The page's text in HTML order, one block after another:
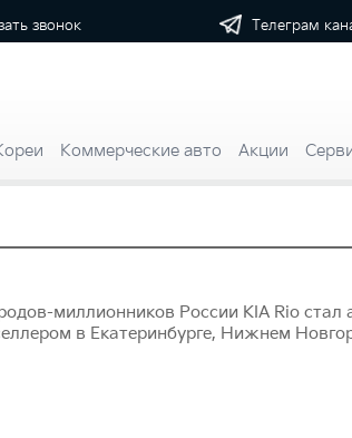
звонок Телеграм
Коммерческие авто Акции
миллионников России KIA Rio
в Екатеринбурге, Нижнем